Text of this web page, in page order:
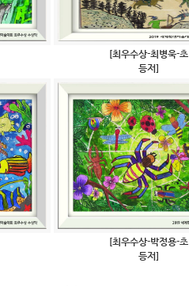
[최우수상-최병욱-초
등저]
[최우수상-박정용-초
등저]